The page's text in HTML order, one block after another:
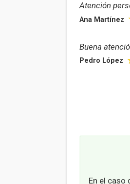
Atención
Ana Martínez
Buena
Pedro López
En el caso